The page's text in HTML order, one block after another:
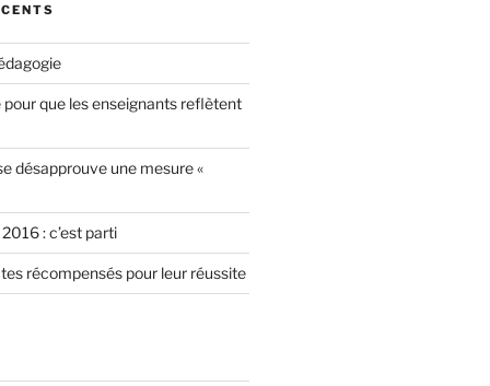
pour que les enseignants reflètent
désapprouve une mesure «
: c’est parti
récompensés pour leur réussite